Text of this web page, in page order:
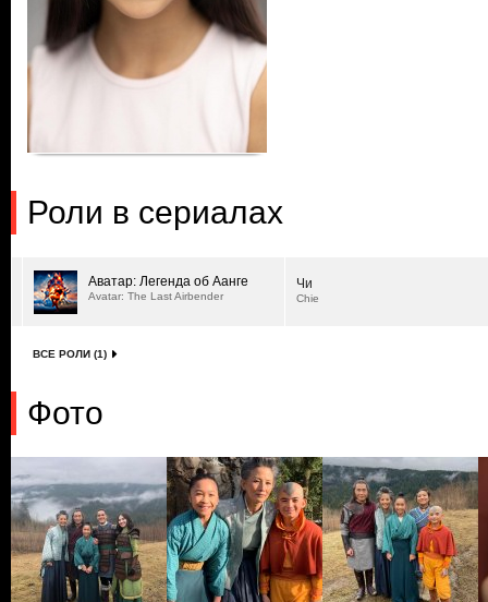
Роли в сериалах
Аватар: Легенда об Аанге
Avatar: The Last Airbender
Чи
Chie
ВСЕ РОЛИ (1)
Фото